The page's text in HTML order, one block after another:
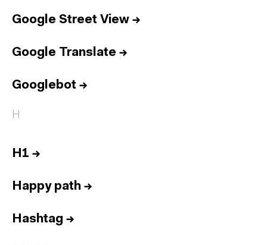
Google Street View →
Google Translate →
Googlebot →
H
H1 →
Happy path →
Hashtag →